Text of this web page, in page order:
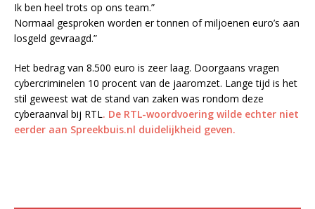
Ik ben heel trots op ons team.”
Normaal gesproken worden er tonnen of miljoenen euro’s aan
losgeld gevraagd.”
Het bedrag van 8.500 euro is zeer laag. Doorgaans vragen
cybercriminelen 10 procent van de jaaromzet. Lange tijd is het
stil geweest wat de stand van zaken was rondom deze
cyberaanval bij RTL. De RTL-woordvoering wilde echter niet
eerder aan Spreekbuis.nl duidelijkheid geven.